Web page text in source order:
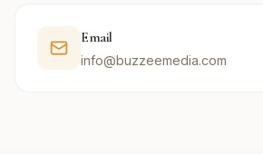
Email
info@buzzeemedia.com